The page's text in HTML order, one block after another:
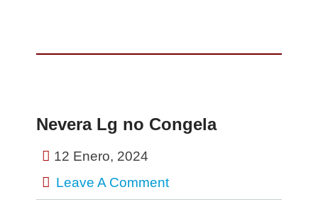
Nevera Lg no Congela
12 Enero, 2024
Leave A Comment